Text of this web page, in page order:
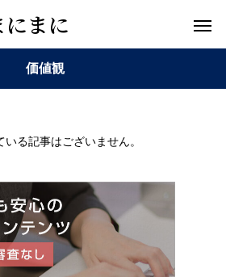
にまに
価値観
いる記事はございません。